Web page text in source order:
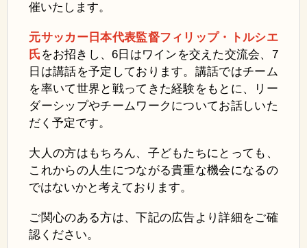
催いたします。
元サッカー日本代表監督フィリップ・トルシエ
氏 をお招きし、6日はワインを交えた交流会、7
日は講話を予定しております。講話ではチーム
を率いて世界と戦ってきた経験をもとに、リー
ダーシップやチームワークについてお話しいた
だく予定です。
大人の方はもちろん、子どもたちにとっても、
これからの人生につながる貴重な機会になるの
ではないかと考えております。
ご関心のある方は、下記の広告より詳細をご確
認ください。